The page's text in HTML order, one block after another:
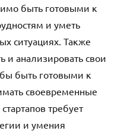
быть готовыми к
и уметь
ситуациях. Также
и анализировать свои
быть готовыми к
своевременные
требует
и умения